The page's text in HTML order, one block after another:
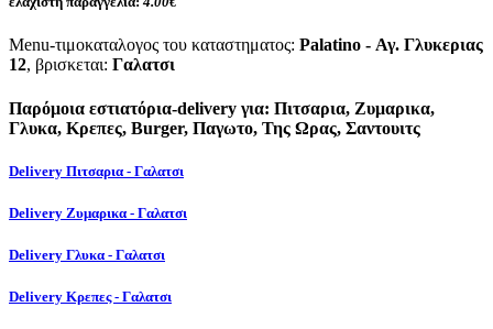
Menu-τιμοκαταλογος του καταστηματος: Palatino - Αγ. Γλυκεριας
12, βρισκεται: Γαλατσι
Παρόμοια εστιατόρια-delivery για: Πιτσαρια, Ζυμαρικα,
Γλυκα, Κρεπες, Burger, Παγωτο, Της Ωρας, Σαντουιτς
Delivery Πιτσαρια - Γαλατσι
Delivery Ζυμαρικα - Γαλατσι
Delivery Γλυκα - Γαλατσι
Delivery Κρεπες - Γαλατσι